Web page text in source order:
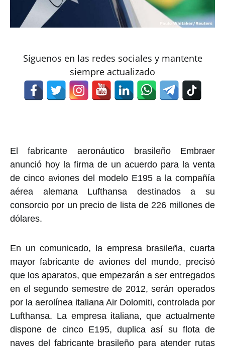
Síguenos en las redes sociales y mantente
siempre actualizado
El fabricante aeronáutico brasileño Embraer
anunció hoy la firma de un acuerdo para la venta
de cinco aviones del modelo E195 a la compañía
aérea alemana Lufthansa destinados a su
consorcio por un precio de lista de 226 millones de
dólares.
En un comunicado, la empresa brasileña, cuarta
mayor fabricante de aviones del mundo, precisó
que los aparatos, que empezarán a ser entregados
en el segundo semestre de 2012, serán operados
por la aerolínea italiana Air Dolomiti, controlada por
Lufthansa. La empresa italiana, que actualmente
dispone de cinco E195, duplica así su flota de
naves del fabricante brasileño para atender rutas